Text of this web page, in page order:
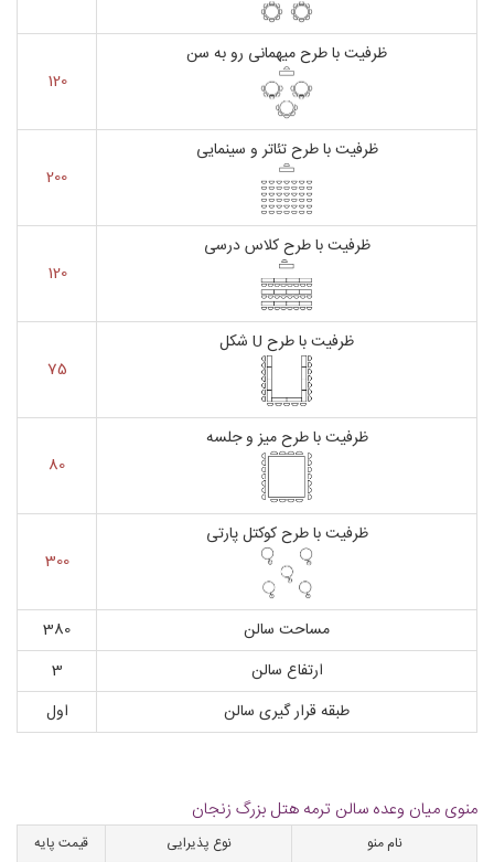
ظرفیت با طرح میهمانی رو به سن
120
ظرفیت با طرح تئاتر و سینمایی
200
ظرفیت با طرح کلاس درسی
120
ظرفیت با طرح U شکل
75
ظرفیت با طرح میز و جلسه
80
ظرفیت با طرح کوکتل پارتی
300
مساحت سالن
380
ارتفاع سالن
3
طبقه قرار گیری سالن
اول
منوی میان وعده سالن ترمه هتل بزرگ زنجان
نام منو نوع پذیرایی قیمت پایه